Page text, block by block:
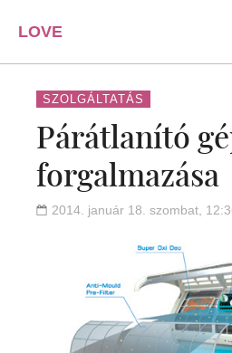
LOVE
PORTAL
SZERELEM
ISMERKEDÉS
PÁRKAPCSOLAT
HÁZASSÁG
SZOLGÁLTATÁS
Párátlanító
forgalmazása
2014. január 18. szombat,